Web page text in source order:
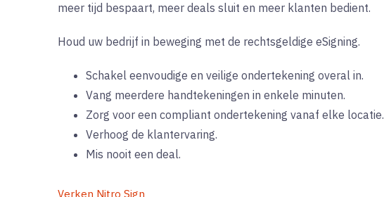
meer tijd bespaart, meer deals sluit en meer klanten bedient.
Houd uw bedrijf in beweging met de rechtsgeldige eSigning.
Schakel eenvoudige en veilige ondertekening overal in.
Vang meerdere handtekeningen in enkele minuten.
Zorg voor een compliant ondertekening vanaf elke locatie.
Verhoog de klantervaring.
Mis nooit een deal.
Verken Nitro Sign